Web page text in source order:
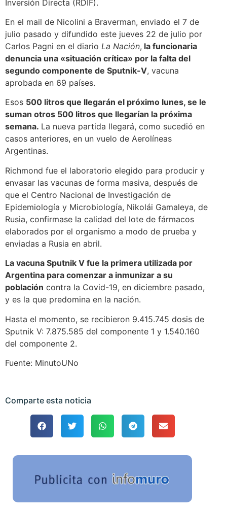
Inversión Directa (RDIF).
En el mail de Nicolini a Braverman, enviado el 7 de
julio pasado y difundido este jueves 22 de julio por
Carlos Pagni en el diario La Nación, la funcionaria
denuncia una «situación crítica» por la falta del
segundo componente de Sputnik-V, vacuna
aprobada en 69 países.
Esos 500 litros que llegarán el próximo lunes, se le
suman otros 500 litros que llegarían la próxima
semana. La nueva partida llegará, como sucedió en
casos anteriores, en un vuelo de Aerolíneas
Argentinas.
Richmond fue el laboratorio elegido para producir y
envasar las vacunas de forma masiva, después de
que el Centro Nacional de Investigación de
Epidemiología y Microbiología, Nikolái Gamaleya, de
Rusia, confirmase la calidad del lote de fármacos
elaborados por el organismo a modo de prueba y
enviadas a Rusia en abril.
La vacuna Sputnik V fue la primera utilizada por
Argentina para comenzar a inmunizar a su
población contra la Covid-19, en diciembre pasado,
y es la que predomina en la nación.
Hasta el momento, se recibieron 9.415.745 dosis de
Sputnik V: 7.875.585 del componente 1 y 1.540.160
del componente 2.
Fuente: MinutoUNo
Comparte esta noticia